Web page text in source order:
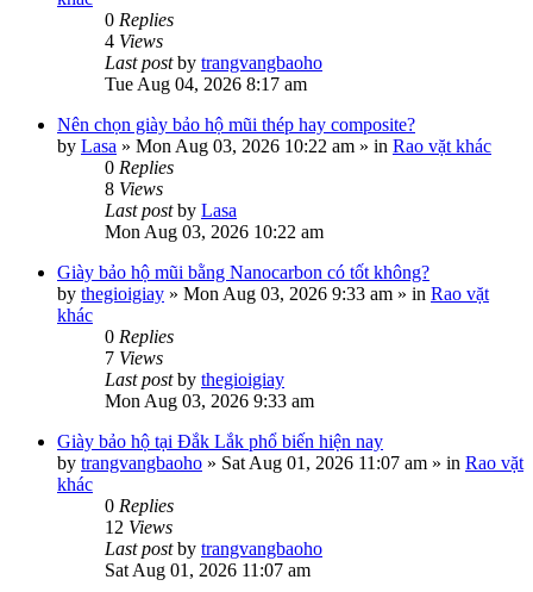
0 Replies
4 Views
Last postby trangvangbaoho
Tue Aug 04, 2026 8:17 am
Nên chọn giày bảo hộ mũi thép hay composite?
by Lasa » Mon Aug 03, 2026 10:22 am » in Rao vặt khác
0 Replies
8 Views
Last postby Lasa
Mon Aug 03, 2026 10:22 am
Giày bảo hộ mũi bằng Nanocarbon có tốt không?
by thegioigiay » Mon Aug 03, 2026 9:33 am » in Rao vặt
khác
0 Replies
7 Views
Last postby thegioigiay
Mon Aug 03, 2026 9:33 am
Giày bảo hộ tại Đắk Lắk phổ biến hiện nay
by trangvangbaoho » Sat Aug 01, 2026 11:07 am » in Rao vặt
khác
0 Replies
12 Views
Last postby trangvangbaoho
Sat Aug 01, 2026 11:07 am